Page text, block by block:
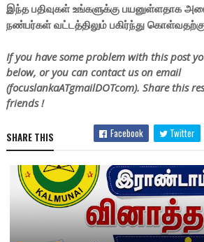
இந்த பதிவுகள் உங்களுக்கு பயனுள்ளதாக
நண்பர்கள் வட்டத்திலும் பகிர்ந்து
If you have some problem with this post
below, or you can contact us on email
(focuslankaATgmailDOTcom). Share this
friends !
SHARE THIS Facebook Twitter